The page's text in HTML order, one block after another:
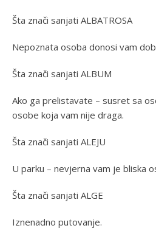
Šta znači sanjati ALBATROSA
Nepoznata osoba donosi vam
Šta znači sanjati ALBUM
Ako ga prelistavate – susret sa
osobe koja vam nije draga.
Šta znači sanjati ALEJU
U parku – nevjerna vam je bliska
Šta znači sanjati ALGE
Iznenadno putovanje.